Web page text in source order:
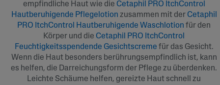
empfindliche Haut wie die Cetaphil PRO ItchControl
Hautberuhigende Pflegelotion zusammen mit der Cetaphil
PRO ItchControl Hautberuhigende Waschlotion für den
Körper und die Cetaphil PRO ItchControl
Feuchtigkeitsspendende Gesichtscreme für das Gesicht.
Wenn die Haut besonders berührungsempfindlich ist, kann
es helfen, die Darreichungsform der Pflege zu überdenken.
Leichte Schäume helfen, gereizte Haut schnell zu